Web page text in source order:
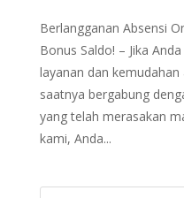
Berlangganan Absensi
Bonus Saldo! – Jika
layanan dan
saatnya bergabung
yang telah merasakan
kami, Anda...